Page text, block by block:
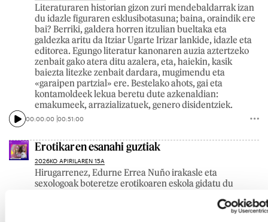
Literaturaren historian gizon zuri mendebaldarrak izan
du idazle figuraren esklusibotasuna; baina, oraindik ere
bai? Berriki, galdera horren itzulian bueltaka eta
galdezka aritu da Itziar Ugarte Irizar lankide, idazle eta
editorea. Egungo literatur kanonaren auzia aztertzeko
zenbait gako atera ditu azalera, eta, haiekin, kasik
baiezta litezke zenbait dardara, mugimendu eta
«garaipen partzial» ere. Bestelako ahots, gai eta
kontamoldeek lekua beretu dute azkenaldian:
emakumeek, arrazializatuek, genero disidentziek.
00:00:00 00:51:00
Erotikaren esanahi guztiak
2026KO APIRILAREN 15A
Hirugarrenez, Edurne Errea Nuño irakasle eta
sexologoak boteretze erotikoaren eskola gidatu du
sentsualitateaz gogoetatzeko abagunea zabaldu dute
bertan, bai eta, batez ere, zaurgarri azaltzeko tartea ere.